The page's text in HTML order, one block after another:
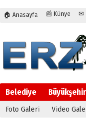
🏠 Anasayfa 📰 Künye ✉
Belediye Büyükşehir
Foto Galeri Video